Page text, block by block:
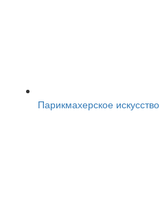
Парикмахерское искусство